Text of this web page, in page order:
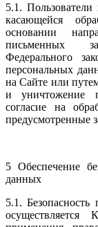
5.1.
касающейся
основании
письменных
Федерального
персональных
на Сайте или
и уничтожение
согласие на
предусмотренные
5 Обеспечение
данных
5.1.
осуществляется